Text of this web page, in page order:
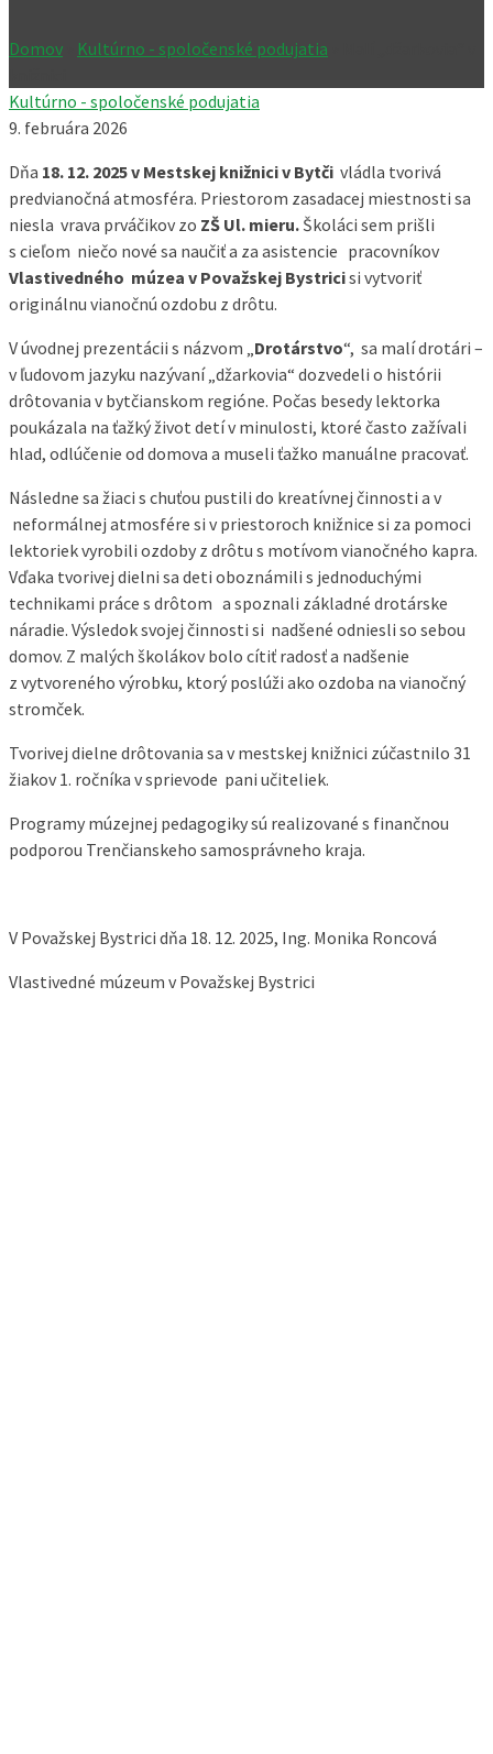
Domov Kultúrno - spoločenské podujatia
Kultúrno - spoločenské podujatia
9. februára 2026
Dňa 18. 12. 2025 v Mestskej knižnici v Bytči vládla tvorivá
predvianočná atmosféra. Priestorom zasadacej miestnosti sa
niesla vrava prváčikov zo ZŠ Ul. mieru. Školáci sem prišli
s cieľom niečo nové sa naučiť a za asistencie pracovníkov
Vlastivedného múzea v Považskej Bystricisi vytvoriť
originálnu vianočnú ozdobu z drôtu.
V úvodnej prezentácii s názvom „Drotárstvo“, sa malí drotári –
v ľudovom jazyku nazývaní „džarkovia“ dozvedeli o histórii
drôtovania v bytčianskom regióne. Počas besedy lektorka
poukázala na ťažký život detí v minulosti, ktoré často zažívali
hlad, odlúčenie od domova a museli ťažko manuálne pracovať.
Následne sa žiaci s chuťou pustili do kreatívnej činnosti a v
neformálnej atmosfére si v priestoroch knižnice si za pomoci
lektoriek vyrobili ozdoby z drôtu s motívom vianočného kapra.
Vďaka tvorivej dielni sa deti oboznámili s jednoduchými
technikami práce s drôtom a spoznali základné drotárske
náradie. Výsledok svojej činnosti si nadšené odniesli so sebou
domov. Z malých školákov bolo cítiť radosť a nadšenie
z vytvoreného výrobku, ktorý poslúži ako ozdoba na vianočný
stromček.
Tvorivej dielne drôtovania sa v mestskej knižnici zúčastnilo 31
žiakov 1. ročníka v sprievode pani učiteliek.
Programy múzejnej pedagogiky sú realizované s finančnou
podporou Trenčianskeho samosprávneho kraja.
V Považskej Bystrici dňa 18. 12. 2025, Ing. Monika Roncová
Vlastivedné múzeum v Považskej Bystrici